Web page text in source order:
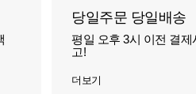
당일주문 당일배송
평일 오후 3시 이전 결제
고!
더보기